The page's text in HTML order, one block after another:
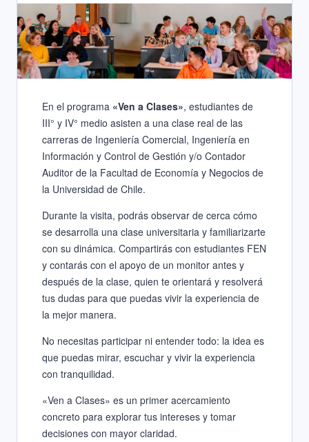
En el programa «Ven a Clases», estudiantes de
III° y IV° medio asisten a una clase real de las
carreras de Ingeniería Comercial, Ingeniería en
Información y Control de Gestión y/o Contador
Auditor de la Facultad de Economía y Negocios de
la Universidad de Chile.
Durante la visita, podrás observar de cerca cómo
se desarrolla una clase universitaria y familiarizarte
con su dinámica. Compartirás con estudiantes FEN
y contarás con el apoyo de un monitor antes y
después de la clase, quien te orientará y resolverá
tus dudas para que puedas vivir la experiencia de
la mejor manera.
No necesitas participar ni entender todo: la idea es
que puedas mirar, escuchar y vivir la experiencia
con tranquilidad.
«Ven a Clases» es un primer acercamiento
concreto para explorar tus intereses y tomar
decisiones con mayor claridad.